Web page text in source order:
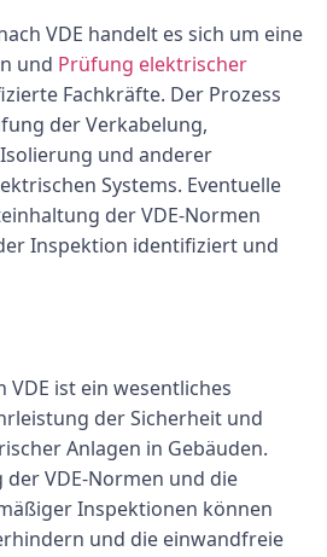
VDE handelt es sich um eine
und Prüfung elektrischer
Fachkräfte. Der Prozess
der Verkabelung,
und anderer
Systems. Eventuelle
der VDE-Normen
Inspektion identifiziert und
ist ein wesentliches
der Sicherheit und
Anlagen in Gebäuden.
VDE-Normen und die
Inspektionen können
und die einwandfreie